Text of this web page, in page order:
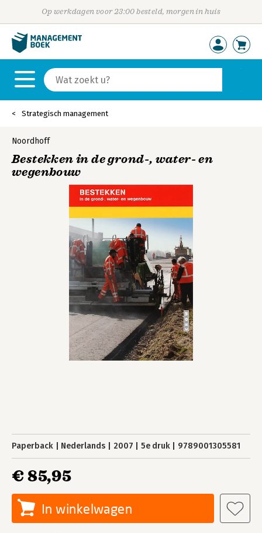
Op werkdagen voor 23:00 besteld, morgen in huis
Strategisch management
Noordhoff
Bestekken in de grond-, water- en
wegenbouw
Paperback Nederlands 2007 5e druk 9789001305581
€ 85,95
In winkelwagen